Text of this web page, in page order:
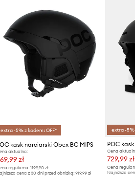
extra -5% z kodem: OFF*
kask narciarski Obex BC MIPS
aktualna:
zł
regularna:1199,90 zł
cena z 30 dni przed obniżką:919,99 zł
extra -5%
POC
Cena
729,99 zł
Cena
Najniższa